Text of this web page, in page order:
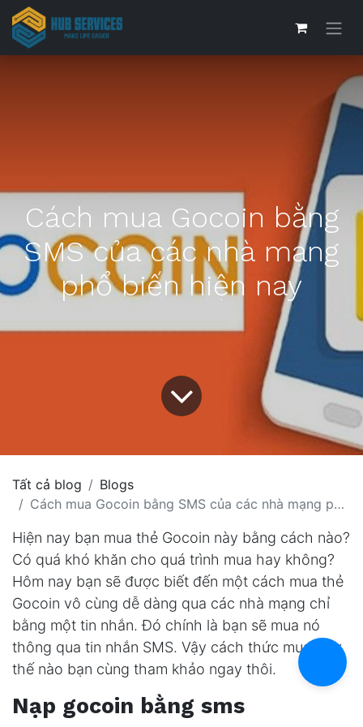
Cách mua Gocoin bằng
SMS của các nhà mạng
phổ biến hiện nay
Tất cả blog
Blogs
Cách mua Gocoin bằng SMS của các nhà mạng phổ biến hiện nay
Hiện nay bạn mua thẻ Gocoin này bằng cách nào?
Có quá khó khăn cho quá trình mua hay không?
Hôm nay bạn sẽ được biết đến một cách mua thẻ
Gocoin vô cùng dễ dàng qua các nhà mạng chỉ
bằng một tin nhắn. Đó chính là bạn sẽ mua nó
thông qua tin nhắn SMS. Vậy cách thức mua như
thế nào bạn cùng tham khảo ngay thôi.
Nạp gocoin bằng sms